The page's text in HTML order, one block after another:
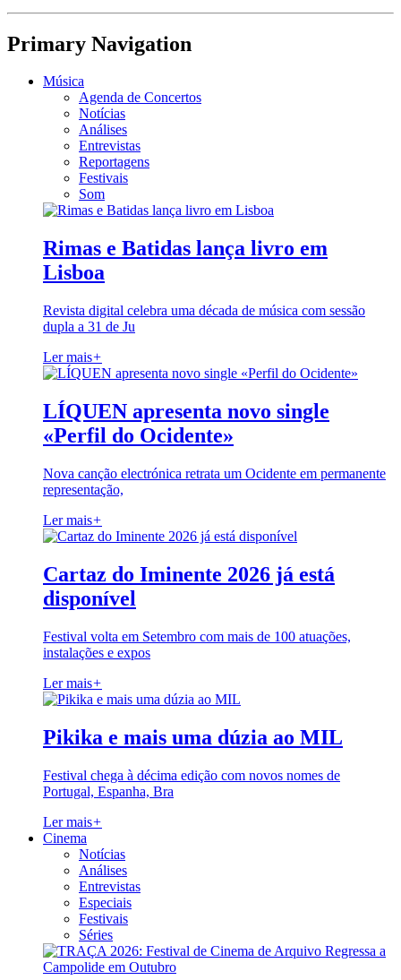
Primary Navigation
Música
Agenda de Concertos
Notícias
Análises
Entrevistas
Reportagens
Festivais
Som
Rimas e Batidas lança livro em
Lisboa
Revista digital celebra uma década de música com sessão
dupla a 31 de Ju
Ler mais+
LÍQUEN apresenta novo single
«Perfil do Ocidente»
Nova canção electrónica retrata um Ocidente em permanente
representação,
Ler mais+
Cartaz do Iminente 2026 já está
disponível
Festival volta em Setembro com mais de 100 atuações,
instalações e expos
Ler mais+
Pikika e mais uma dúzia ao MIL
Festival chega à décima edição com novos nomes de
Portugal, Espanha, Bra
Ler mais+
Cinema
Notícias
Análises
Entrevistas
Especiais
Festivais
Séries